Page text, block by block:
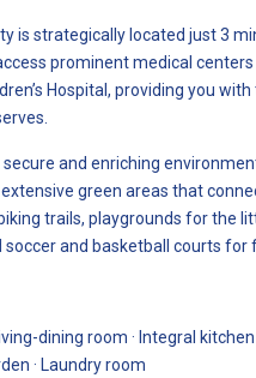
is strategically located just 3
prominent medical centers
Hospital, providing you
and enriching
green areas that
trails, playgrounds for the
and basketball courts for
dining room · Integral
· Laundry room